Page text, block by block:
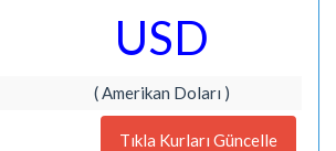
USD
( Amerikan Doları )
Tıkla Kurları Güncelle